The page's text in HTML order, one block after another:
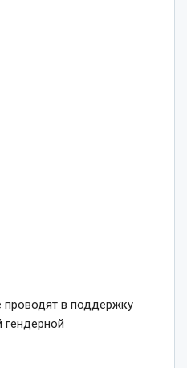
проводят в поддержку